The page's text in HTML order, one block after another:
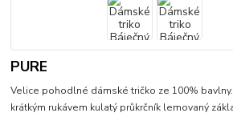
PURE
Velice pohodlné dámské tričko ze 100%
krátkým rukávem kulatý průkrčník lemovaný